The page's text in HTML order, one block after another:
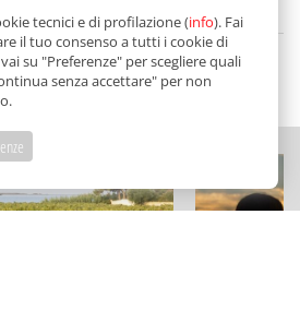
diRedazione
DA BALARM
tecnici e di profilazione (info). Fai
il tuo consenso a tutti i cookie di
su "Preferenze" per scegliere quali
senza accettare" per non